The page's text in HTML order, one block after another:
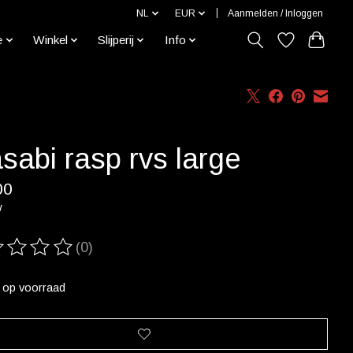
NL EUR Aanmelden / Inloggen
Winkel Slijperij Info
rasp rvs large
van dit product is
(0)
op voorraad